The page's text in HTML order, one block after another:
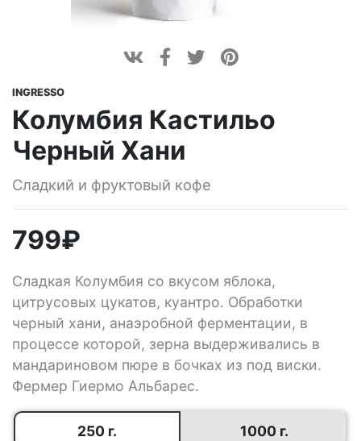
INGRESSO
Колумбия Кастильо
Черный Хани
Сладкий и фруктовый кофе
799₽
Сладкая Колумбия со вкусом яблока,
цитрусовых цукатов, куантро. Обработки
черный хани, анаэробной ферментации, в
процессе которой, зерна выдерживались в
мандариновом пюре в бочках из под виски.
Фермер Гиермо Альбарес.
250 г. 1000 г.